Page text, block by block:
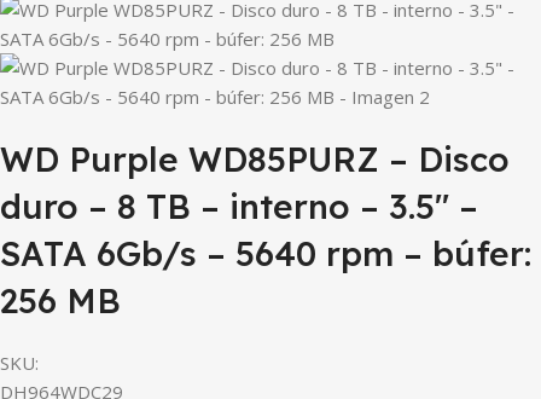
WD Purple WD85PURZ – Disco
duro – 8 TB – interno – 3.5″ –
SATA 6Gb/s – 5640 rpm – búfer:
256 MB
SKU:
DH964WDC29